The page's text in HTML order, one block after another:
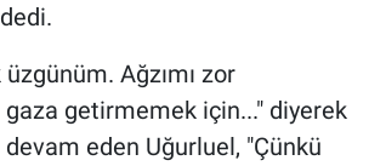
Ağzımı zor
getirmemek için..." diyerek
devam eden Uğurluel, "Çünkü